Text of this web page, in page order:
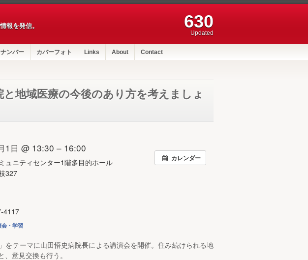
報を発信。 630
Updated
ンバー カバーフォト Links About Contact
と地域医療の今後のあり方を考えましょ
カレンダー
1日 @ 13:30 – 16:00
ュニティセンター1階多目的ホール
327
4117
会・学習
をテーマに山田悟史病院長による講演会を開催。住み続けられる地
意見交換も行う。